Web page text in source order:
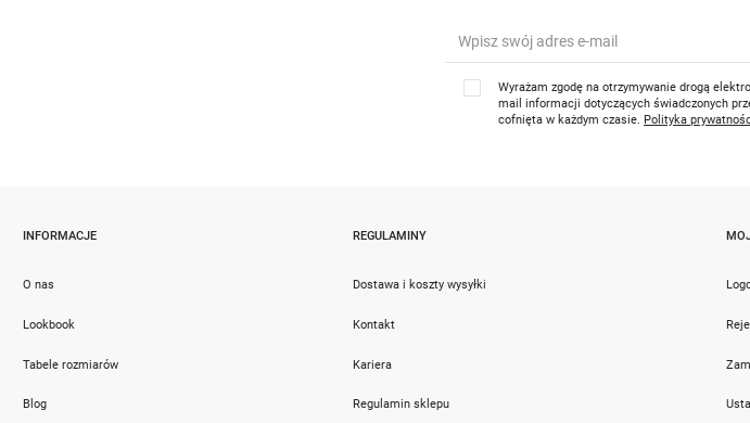
Wyrażam zgodę na otrzymywanie drogą
mail informacji dotyczących świadczonych
cofnięta w każdym czasie. Polityka
INFORMACJE
O nas
Lookbook
Tabele rozmiarów
Blog
REGULAMINY
Dostawa i koszty wysyłki
Kontakt
Kariera
Regulamin sklepu